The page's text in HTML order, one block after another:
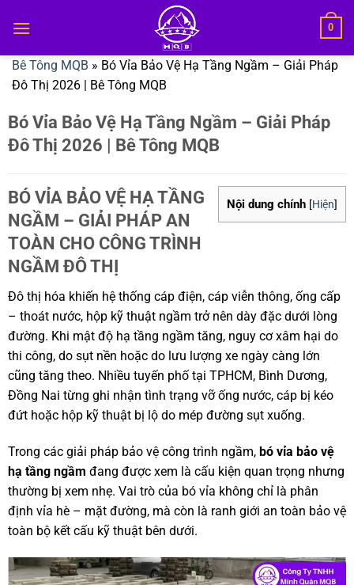
qua
dung
0
Bê Tông MQB » Bó Vỉa Bảo Vệ Hạ Tầng Ngầm – Giải Pháp
Đô Thị 2026 | Bê Tông MQB
Bó Vỉa Bảo Vệ Hạ Tầng Ngầm – Giải Pháp
Đô Thị 2026 | Bê Tông MQB
Nội dung chính [Hiện]
BÓ VỈA BẢO VỆ HẠ TẦNG
NGẦM – GIẢI PHÁP AN
TOÀN CHO CÔNG TRÌNH
NGẦM ĐÔ THỊ
Đô thị hóa khiến hệ thống cáp điện, cáp viễn thông, ống cấp
– thoát nước, hộp kỹ thuật ngầm trở nên dày đặc dưới lòng
đường. Khi mật độ hạ tầng ngầm tăng, nguy cơ xâm hại do
thi công, do sụt nền hoặc do lưu lượng xe ngày càng lớn
cũng tăng theo. Nhiều tuyến phố tại TPHCM, Bình Dương,
Đồng Nai từng ghi nhận tình trạng vỡ ống nước, cáp bị kéo
đứt hoặc hộp kỹ thuật bị lộ do mép đường sụt xuống.
Trong các giải pháp bảo vệ công trình ngầm, bó vỉa bảo vệ
hạ tầng ngầm đang được xem là cấu kiện quan trọng nhưng
thường bị xem nhẹ. Vai trò của bó vỉa không chỉ là phân
định vỉa hè – mặt đường, mà còn là ranh giới an toàn bảo vệ
toàn bộ kết cấu kỹ thuật bên dưới.